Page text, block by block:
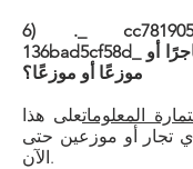
6) ._ cc781905-
136bad5cf58d_ سؤال: كيف أصبح تاجرًا أو
المعلوماتعلى هذا
تجار أو موزعين حتى
الآن.